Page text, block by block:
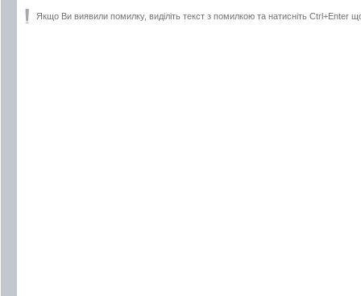
Якщо Ви виявили помилку, виділіть текст з помилкою та натисніть Ctrl+Enter